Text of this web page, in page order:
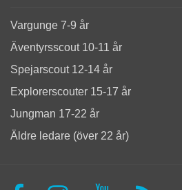
Vargunge 7-9 år
Äventyrsscout 10-11 år
Spejarscout 12-14 år
Explorerscouter 15-17 år
Jungman 17-22 år
Äldre ledare (över 22 år)